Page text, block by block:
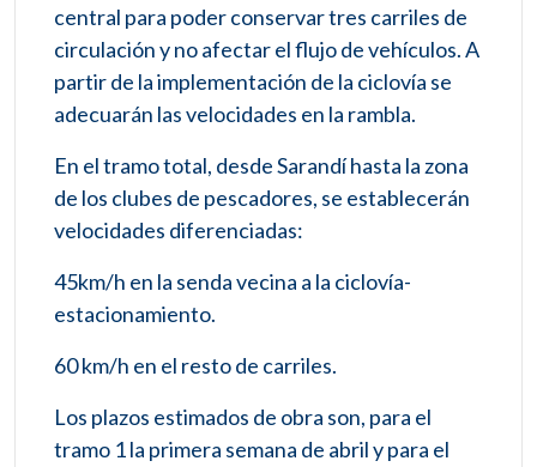
central para poder conservar tres carriles de
circulación y no afectar el flujo de vehículos. A
partir de la implementación de la ciclovía se
adecuarán las velocidades en la rambla.
En el tramo total, desde Sarandí hasta la zona
de los clubes de pescadores, se establecerán
velocidades diferenciadas:
45km/h en la senda vecina a la ciclovía-
estacionamiento.
60 km/h en el resto de carriles.
Los plazos estimados de obra son, para el
tramo 1 la primera semana de abril y para el